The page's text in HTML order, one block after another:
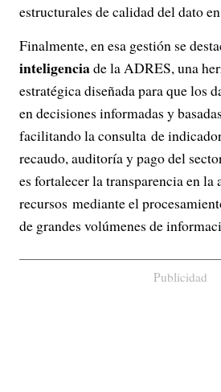
estructurales de calidad del dato
Finalmente, en esa gestión se
inteligenciade la ADRES, una
estratégica diseñada para que los
en decisiones informadas y
facilitando la consulta de
recaudo, auditoría y pago del
es fortalecer la transparencia en
recursos mediante el
de grandes volúmenes de
Publicidad